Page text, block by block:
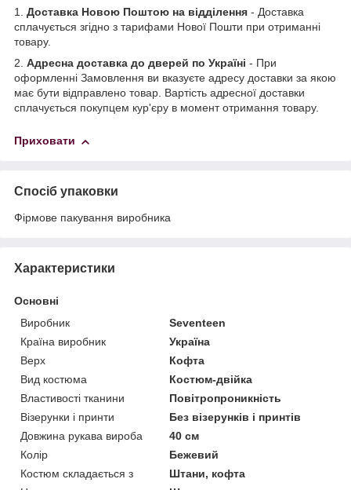
1. Доставка Новою Поштою на відділення - Доставка
сплачується згідно з тарифами Нової Пошти при отриманні
товару.
2. Адресна доставка до дверей по Україні - При
оформленні Замовлення ви вказуєте адресу доставки за якою
має бути відправлено товар. Вартість адресної доставки
сплачується покупцем кур'єру в момент отримання товару.
Приховати
Спосіб упаковки
Фірмове пакування виробника
Характеристики
Основні
Виробник
Seventeen
Країна виробник
Україна
Верх
Кофта
Вид костюма
Костюм-двійка
Властивості тканини
Повітропроникність
Візерунки і принти
Без візерунків і принтів
Довжина рукава вироба
40 см
Колір
Бежевий
Костюм складається з
Штани, кофта